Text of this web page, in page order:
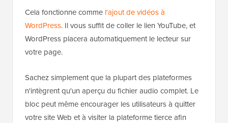
Cela fonctionne comme l'ajout de vidéos à
WordPress. Il vous suffit de coller le lien YouTube, et
WordPress placera automatiquement le lecteur sur
votre page.
Sachez simplement que la plupart des plateformes
n'intègrent qu'un aperçu du fichier audio complet. Le
bloc peut même encourager les utilisateurs à quitter
votre site Web et à visiter la plateforme tierce afin